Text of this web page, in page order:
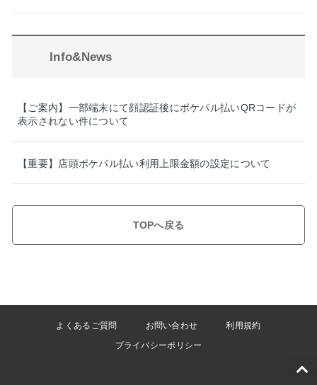
Info&News
【ご案内】一部端末にて顔認証後にポケパル払いQRコードが
表示されない件について
【重要】店頭ポケパル払い利用上限金額の設定について
TOPへ戻る
よくあるご質問 お問い合わせ
利用規約
プライバシーポリシー